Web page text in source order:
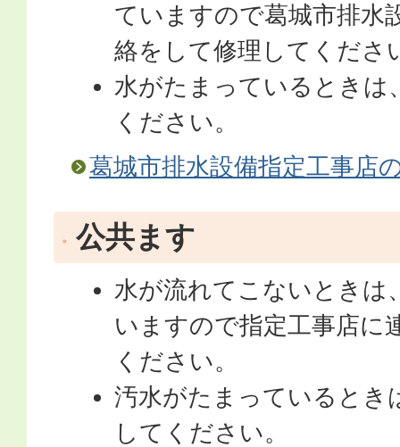
ていますので葛城市排水
絡をして修理してくださ
水がたまっているときは
ください。
葛城市排水設備指定工事店
公共ます
水が流れてこないときは
いますので指定工事店に
ください。
汚水がたまっているとき
してください。